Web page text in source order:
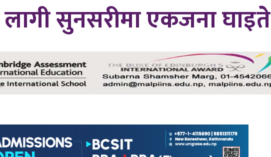
लागी सुनसरीमा एकजना घाइते